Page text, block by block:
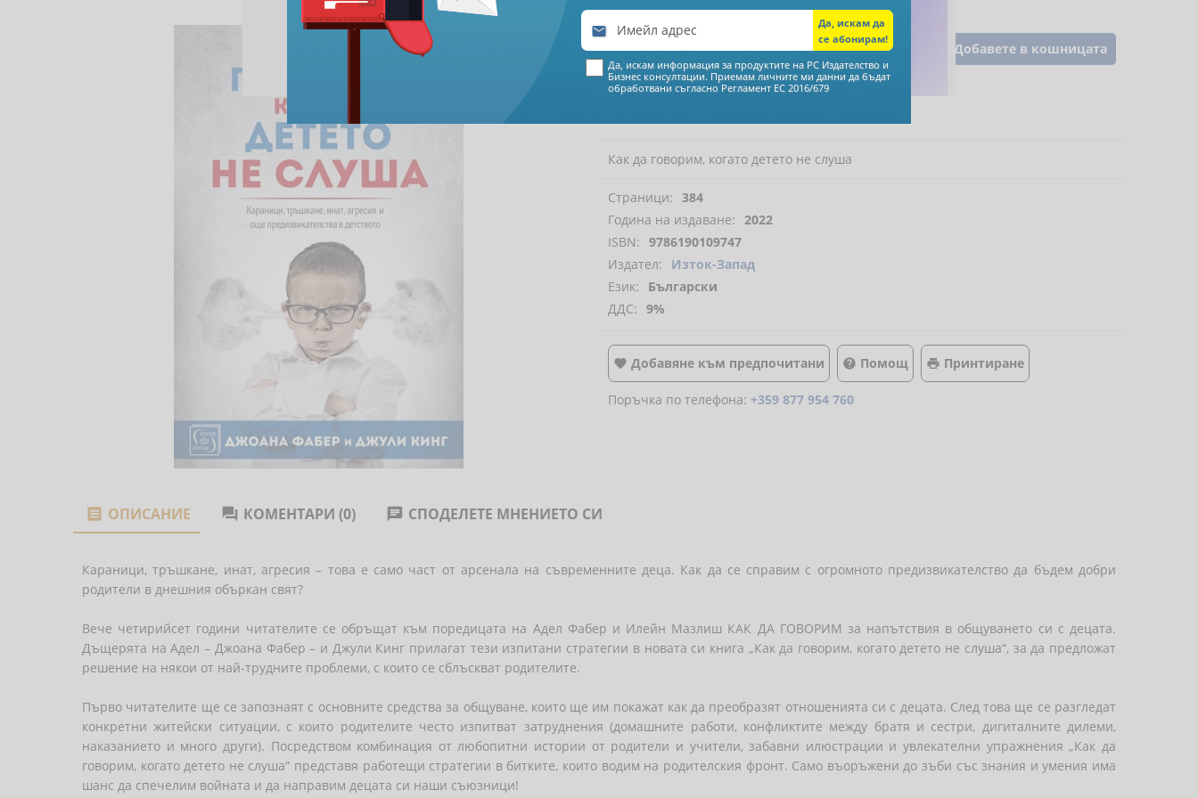
Добавете в кошницата
€ 1115
2180 лева
Как да говорим, когато детето не слуша
Страници: 384
Година на издаване: 2022
ISBN: 9786190109747
Издател:
Изток-Запад
Език:
Български
ДДС: 9%
 Добавяне към предпочитани  Помощ  Принтиране
Поръчка по телефона: +359 877 954 760
 ОПИСАНИЕ  КОМЕНТАРИ (0)  СПОДЕЛЕТЕ МНЕНИЕТО СИ
Караници, тръшкане, инат, агресия – това е само част от арсенала на съвременните деца. Как да се справим с огромното предизвикателство да бъдем добри
родители в днешния объркан свят?
Вече четирийсет години читателите се обръщат към поредицата на Адел Фабер и Илейн Мазлиш КАК ДА ГОВОРИМ за напътствия в общуването си с децата.
Дъщерята на Адел – Джоана Фабер – и Джули Кинг прилагат тези изпитани стратегии в новата си книга „Как да говорим, когато детето не слуша“, за да предложат
решение на някои от най-трудните проблеми, с които се сблъскват родителите.
Първо читателите ще се запознаят с основните средства за общуване, които ще им покажат как да преобразят отношенията си с децата. След това ще се разгледат
конкретни житейски ситуации, с които родителите често изпитват затруднения (домашните работи, конфликтите между братя и сестри, дигиталните дилеми,
наказанието и много други). Посредством комбинация от любопитни истории от родители и учители, забавни илюстрации и увлекателни упражнения „Как да
говорим, когато детето не слуша“ представя работещи стратегии в битките, които водим на родителския фронт. Само въоръжени до зъби със знания и умения има
шанс да спечелим войната и да направим децата си наши съюзници!

Да, искам информация за продуктите на РС Издателство и
Бизнес консултации. Приемам личните ми данни да бъдат
обработвани съгласно Регламент ЕС 2016/679